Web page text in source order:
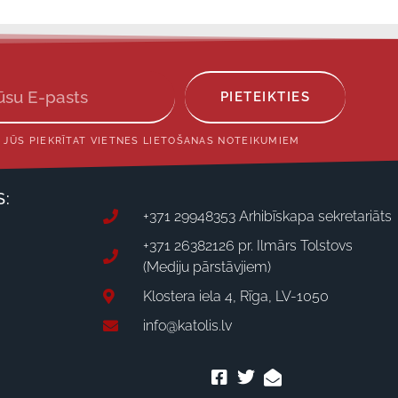
PIETEIKTIES
PIEKRĪTAT VIETNES LIETOŠANAS NOTEIKUMIEM
+371 29948353 Arhibīskapa sekretariāts
+371 26382126 pr. Ilmārs Tolstovs
(Mediju pārstāvjiem)
Klostera iela 4, Rīga, LV-1050
info@katolis.lv